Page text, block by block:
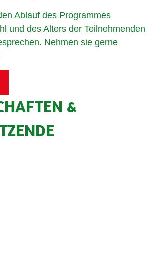
Ablauf des Programmes
und des Alters der Teilnehmenden
Nehmen sie gerne
&